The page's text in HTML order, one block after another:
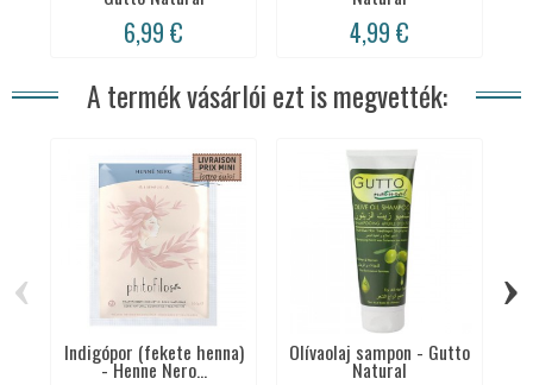
6,99 € 4,99 €
A termék vásárlói ezt is megvették:
Indigópor (fekete henna)
- Henne Nero...
Olívaolaj sampon - Gutto
Natural
‹ ›